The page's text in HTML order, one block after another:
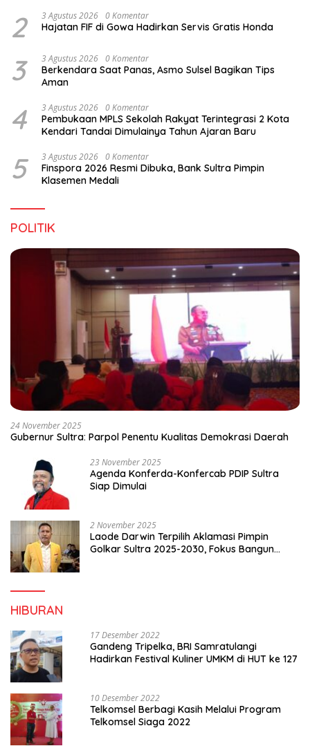
2 3 Agustus 2026 0 Komentar
Hajatan FIF di Gowa Hadirkan Servis Gratis Honda
3 3 Agustus 2026 0 Komentar
Berkendara Saat Panas, Asmo Sulsel Bagikan Tips
Aman
4 3 Agustus 2026 0 Komentar
Pembukaan MPLS Sekolah Rakyat Terintegrasi 2 Kota
Kendari Tandai Dimulainya Tahun Ajaran Baru
5 3 Agustus 2026 0 Komentar
Finspora 2026 Resmi Dibuka, Bank Sultra Pimpin
Klasemen Medali
POLITIK
24 November 2025
Gubernur Sultra: Parpol Penentu Kualitas Demokrasi Daerah
23 November 2025
Agenda Konferda-Konfercab PDIP Sultra
Siap Dimulai
2 November 2025
Laode Darwin Terpilih Aklamasi Pimpin
Golkar Sultra 2025-2030, Fokus Bangun
HIBURAN
17 Desember 2022
Gandeng Tripelka, BRI Samratulangi
Hadirkan Festival Kuliner UMKM di HUT ke 127
10 Desember 2022
Telkomsel Berbagi Kasih Melalui Program
Telkomsel Siaga 2022